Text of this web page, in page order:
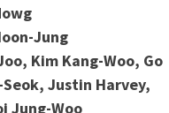
Jung
Kim Kang-Woo, Go
Seok, Justin Harvey,
Jung-Woo